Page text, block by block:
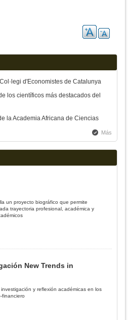
d'Economistes de Catalunya
los científicos más destacados del
la Academia Africana de Ciencias
Más
un proyecto biográfico que permite
trayectoria profesional, académica y
New Trends in
y reflexión académicas en los
financiero